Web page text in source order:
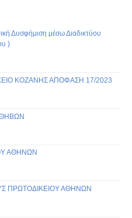
Δυσφήμιση μέσω Διαδικτύου
)
ΚΟΖΑΝΗΣ ΑΠΟΦΑΣΗ 17/2023
ΘΗΒΩΝ
ΑΘΗΝΩΝ
ΠΡΩΤΟΔΙΚΕΙΟΥ ΑΘΗΝΩΝ